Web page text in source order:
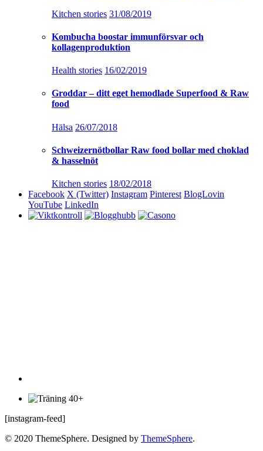
Kitchen stories 31/08/2019
Kombucha boostar immunförsvar och
kollagenproduktion
Health stories 16/02/2019
Groddar – ditt eget hemodlade Superfood & Raw
food
Hälsa 26/07/2018
Schweizernötbollar Raw food bollar med choklad
& hasselnöt
Kitchen stories 18/02/2018
Facebook X (Twitter) Instagram Pinterest BlogLovin
YouTube LinkedIn
Outdoor stories
Workout stories
Spotify